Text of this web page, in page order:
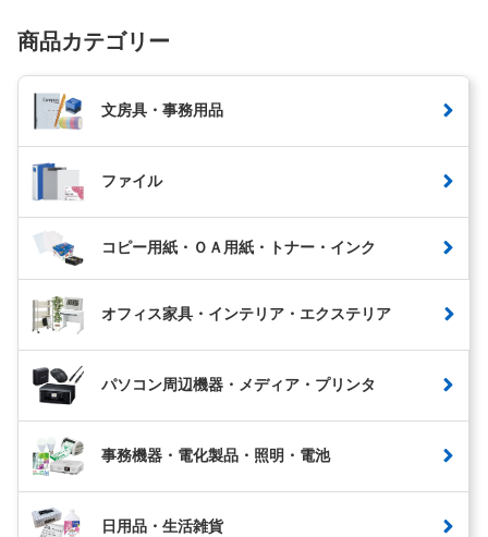
商品カテゴリー
文房具・事務用品
ファイル
コピー用紙・ＯＡ用紙・トナー・インク
オフィス家具・インテリア・エクステリア
パソコン周辺機器・メディア・プリンタ
事務機器・電化製品・照明・電池
日用品・生活雑貨